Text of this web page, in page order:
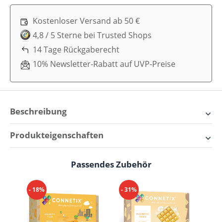
Kostenloser Versand ab 50 €
4,8 / 5 Sterne bei Trusted Shops
14 Tage Rückgaberecht
10% Newsletter-Rabatt auf UVP-Preise
Beschreibung
Connetix Magnetbausteine
Pastel 202 Teile - das ideale
Lernspielzeug-Geschenk
Mit diesem Connetix Magnetbausteine-Megaset
können deine Kinder alles bauen, was sie wollen. Mit
den 202 pastellfarbenen Bautsteine können
Produkteigenschaften
Lernen:
Diverses Spielzeug, Puzzles, Stapeln
Spielerisch:
Diverses Spielzeug, Puzzles
Produktgalerie überspringen
Passendes Zubehör
- 18% - 31%